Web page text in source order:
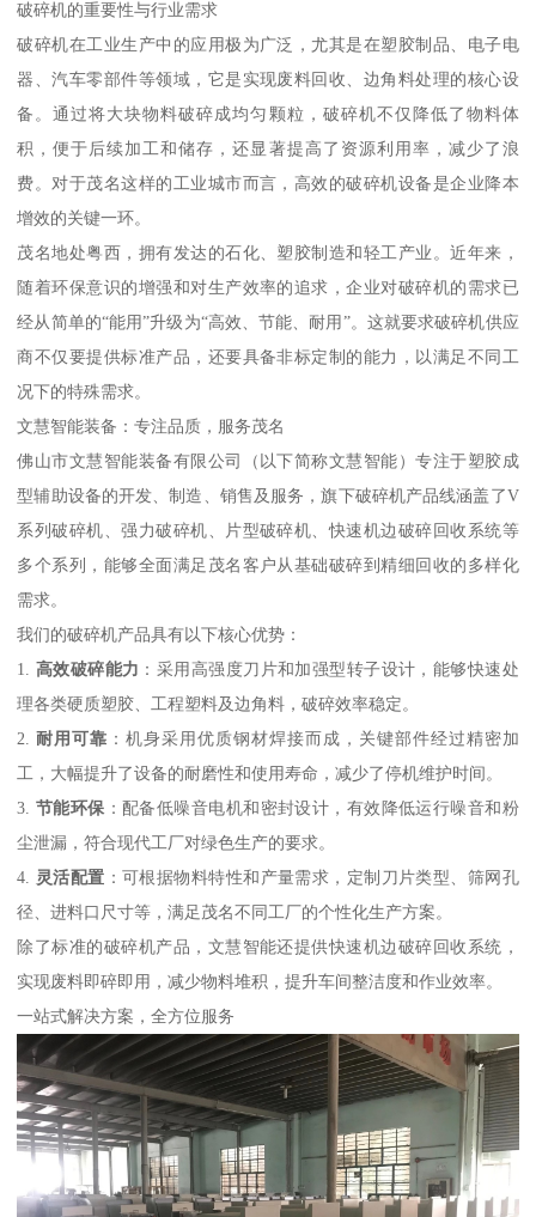
破碎机的重要性与行业需求
破碎机在工业生产中的应用极为广泛，尤其是在塑胶制品、电子电
器、汽车零部件等领域，它是实现废料回收、边角料处理的核心设
备。通过将大块物料破碎成均匀颗粒，破碎机不仅降低了物料体
积，便于后续加工和储存，还显著提高了资源利用率，减少了浪
费。对于茂名这样的工业城市而言，高效的破碎机设备是企业降本
增效的关键一环。
茂名地处粤西，拥有发达的石化、塑胶制造和轻工产业。近年来，
随着环保意识的增强和对生产效率的追求，企业对破碎机的需求已
经从简单的“能用”升级为“高效、节能、耐用”。这就要求破碎机供应
商不仅要提供标准产品，还要具备非标定制的能力，以满足不同工
况下的特殊需求。
文慧智能装备：专注品质，服务茂名
佛山市文慧智能装备有限公司（以下简称文慧智能）专注于塑胶成
型辅助设备的开发、制造、销售及服务，旗下破碎机产品线涵盖了V
系列破碎机、强力破碎机、片型破碎机、快速机边破碎回收系统等
多个系列，能够全面满足茂名客户从基础破碎到精细回收的多样化
需求。
我们的破碎机产品具有以下核心优势：
1. 高效破碎能力 ：采用高强度刀片和加强型转子设计，能够快速处
理各类硬质塑胶、工程塑料及边角料，破碎效率稳定。
2.耐用可靠 ：机身采用优质钢材焊接而成，关键部件经过精密加
工，大幅提升了设备的耐磨性和使用寿命，减少了停机维护时间。
3. 节能环保 ：配备低噪音电机和密封设计，有效降低运行噪音和粉
尘泄漏，符合现代工厂对绿色生产的要求。
4. 灵活配置 ：可根据物料特性和产量需求，定制刀片类型、筛网孔
径、进料口尺寸等，满足茂名不同工厂的个性化生产方案。
除了标准的破碎机产品，文慧智能还提供快速机边破碎回收系统，
实现废料即碎即用，减少物料堆积，提升车间整洁度和作业效率。
一站式解决方案，全方位服务